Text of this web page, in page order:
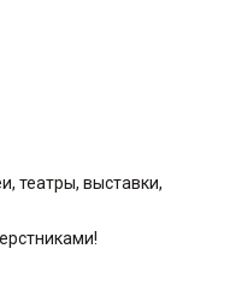
театры, выставки,